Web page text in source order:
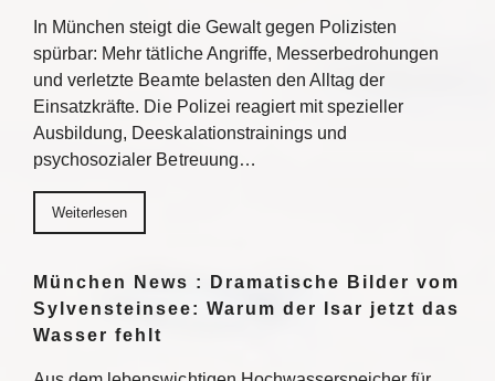
In München steigt die Gewalt gegen Polizisten
spürbar: Mehr tätliche Angriffe, Messerbedrohungen
und verletzte Beamte belasten den Alltag der
Einsatzkräfte. Die Polizei reagiert mit spezieller
Ausbildung, Deeskalationstrainings und
psychosozialer Betreuung…
Weiterlesen
München News : Dramatische Bilder vom
Sylvensteinsee: Warum der Isar jetzt das
Wasser fehlt